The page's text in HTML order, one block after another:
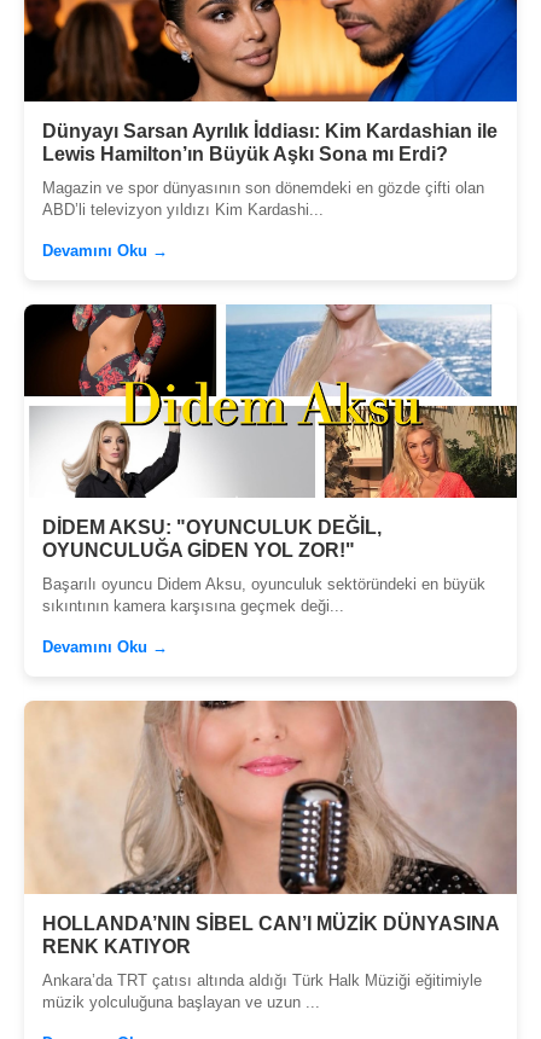
Dünyayı Sarsan Ayrılık İddiası: Kim Kardashian ile
Lewis Hamilton’ın Büyük Aşkı Sona mı Erdi?
Magazin ve spor dünyasının son dönemdeki en gözde çifti olan
ABD’li televizyon yıldızı Kim Kardashi...
Devamını Oku →
DİDEM AKSU: "OYUNCULUK DEĞİL,
OYUNCULUĞA GİDEN YOL ZOR!"
Başarılı oyuncu Didem Aksu, oyunculuk sektöründeki en büyük
sıkıntının kamera karşısına geçmek deği...
Devamını Oku →
HOLLANDA’NIN SİBEL CAN’I MÜZİK DÜNYASINA
RENK KATIYOR
Ankara’da TRT çatısı altında aldığı Türk Halk Müziği eğitimiyle
müzik yolculuğuna başlayan ve uzun ...